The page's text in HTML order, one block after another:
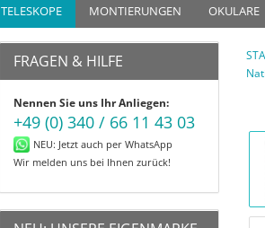
TELESKOPE
Allrounder
Mond
Planeten
Deep-Sky
Kinder
MONTIERUNGEN
Azimutal mit Go-To
Azimutal ohne Go-To
Parallaktisch mit Go-To
Parallaktisch ohne Go-To
OKULARE
Plössl
Super
FRAGEN & HILFE
Nennen Sie uns Ihr Anliegen:
+49 (0) 340 / 66 11 43 03
NEU: Jetzt auch per WhatsApp
Wir melden uns bei Ihnen zurück!